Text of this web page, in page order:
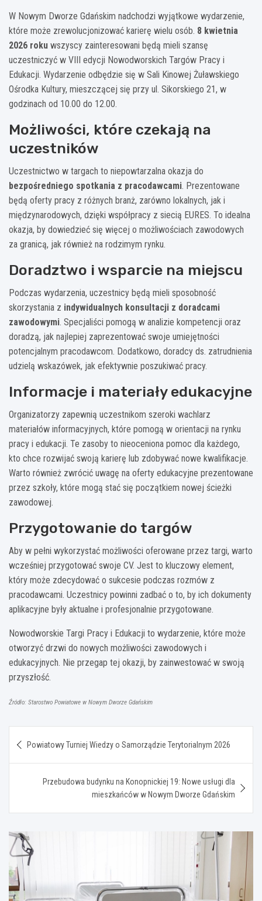
W Nowym Dworze Gdańskim nadchodzi wyjątkowe wydarzenie,
które może zrewolucjonizować karierę wielu osób. 8 kwietnia
2026 roku wszyscy zainteresowani będą mieli szansę
uczestniczyć w VIII edycji Nowodworskich Targów Pracy i
Edukacji. Wydarzenie odbędzie się w Sali Kinowej Żuławskiego
Ośrodka Kultury, mieszczącej się przy ul. Sikorskiego 21, w
godzinach od 10.00 do 12.00.
Możliwości, które czekają na
uczestników
Uczestnictwo w targach to niepowtarzalna okazja do
bezpośredniego spotkania z pracodawcami. Prezentowane
będą oferty pracy z różnych branż, zarówno lokalnych, jak i
międzynarodowych, dzięki współpracy z siecią EURES. To idealna
okazja, by dowiedzieć się więcej o możliwościach zawodowych
za granicą, jak również na rodzimym rynku.
Doradztwo i wsparcie na miejscu
Podczas wydarzenia, uczestnicy będą mieli sposobność
skorzystania z indywidualnych konsultacji z doradcami
zawodowymi. Specjaliści pomogą w analizie kompetencji oraz
doradzą, jak najlepiej zaprezentować swoje umiejętności
potencjalnym pracodawcom. Dodatkowo, doradcy ds. zatrudnienia
udzielą wskazówek, jak efektywnie poszukiwać pracy.
Informacje i materiały edukacyjne
Organizatorzy zapewnią uczestnikom szeroki wachlarz
materiałów informacyjnych, które pomogą w orientacji na rynku
pracy i edukacji. Te zasoby to nieoceniona pomoc dla każdego,
kto chce rozwijać swoją karierę lub zdobywać nowe kwalifikacje.
Warto również zwrócić uwagę na oferty edukacyjne prezentowane
przez szkoły, które mogą stać się początkiem nowej ścieżki
zawodowej.
Przygotowanie do targów
Aby w pełni wykorzystać możliwości oferowane przez targi, warto
wcześniej przygotować swoje CV. Jest to kluczowy element,
który może zdecydować o sukcesie podczas rozmów z
pracodawcami. Uczestnicy powinni zadbać o to, by ich dokumenty
aplikacyjne były aktualne i profesjonalnie przygotowane.
Nowodworskie Targi Pracy i Edukacji to wydarzenie, które może
otworzyć drzwi do nowych możliwości zawodowych i
edukacyjnych. Nie przegap tej okazji, by zainwestować w swoją
przyszłość.
Źródło: Starostwo Powiatowe w Nowym Dworze Gdańskim
wpisu
Powiatowy Turniej Wiedzy o Samorządzie Terytorialnym 2026
Przebudowa budynku na Konopnickiej 19: Nowe usługi dla
mieszkańców w Nowym Dworze Gdańskim